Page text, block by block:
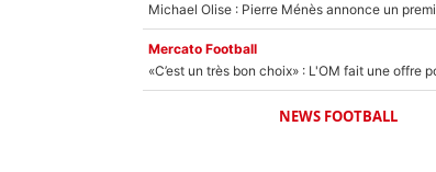
Mercato Football
NEWS FOOTBALL